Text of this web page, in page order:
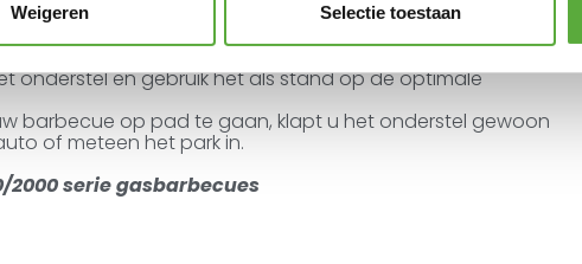
Weigeren Selectie toestaan
Het draagbare onderstel is gemaakt om onderweg
te maken als het omkeren van een hamburger.
onderstel en gebruik het als stand op de optimale
barbecue op pad te gaan, klapt u het onderstel gewoon
of meteen het park in.
2000 serie gasbarbecues